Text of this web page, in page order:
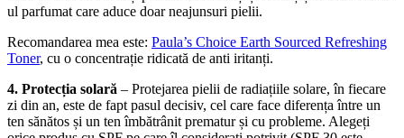
ul parfumat care aduce doar neajunsuri pielii.
Recomandarea mea este: Paula’s Choice Earth Sourced Refreshing
Toner, cu o concentrație ridicată de anti iritanți.
4. Protecția solară – Protejarea pielii de radiațiile solare, în fiecare
zi din an, este de fapt pasul decisiv, cel care face diferența între un
ten sănătos și un ten îmbătrânit prematur și cu probleme. Alegeți